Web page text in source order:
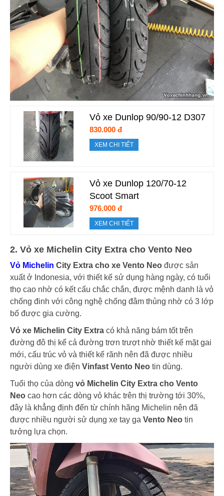
Vỏ xe Dunlop 90/90-12 D307
830.000 đ
XEM CHI TIẾT
Vỏ xe Dunlop 120/70-12
Scoot Smart
976.000 đ
XEM CHI TIẾT
2. Vỏ xe Michelin City Extra cho Vento Neo
Vỏ Michelin City Extra cho xe Vento Neo được sản
xuất ở Indonesia, với thiết kế sử dụng hàng ngày, có tuổi
thọ cao nhờ có kết cấu chắc chắn, được mệnh danh là vỏ
chống đinh với công nghệ chống đâm thủng nhờ có 3 lớp
bố được gia cường.
Vỏ xe Michelin City Extra có khả năng bám tốt trên
đường đô thị kể cả đường trơn trượt nhờ thiết kế mặt gai
mới, cấu trúc vỏ và thiết kế rãnh nên đã được nhiều
người dùng xe điện Vinfast Vento Neo tin dùng.
Tuổi thọ của dòng vỏ Michelin City Extra cho Vento
Neo cao hơn các dòng vỏ khác trên thị trường tới 30%,
đây là khẳng định đến từ chính hãng Michelin nên đã
được nhiều người sử dụng xe tay ga Vento Neo tin
tưởng lựa chọn.